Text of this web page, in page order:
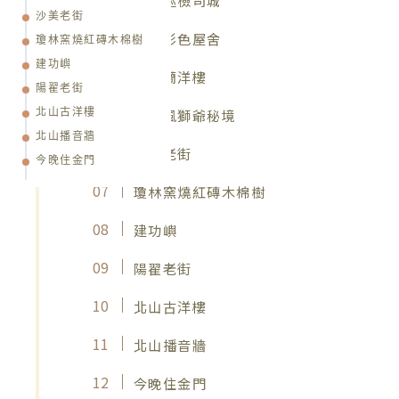
金湖彩色屋舍
陳景蘭洋樓
青嶼風獅爺秘境
沙美老街
瓊林窯燒紅磚木棉樹
建功嶼
陽翟老街
北山古洋樓
北山播音牆
今晚住金門
沙美老街
瓊林窯燒紅磚木棉樹
建功嶼
陽翟老街
北山古洋樓
北山播音牆
今晚住金門